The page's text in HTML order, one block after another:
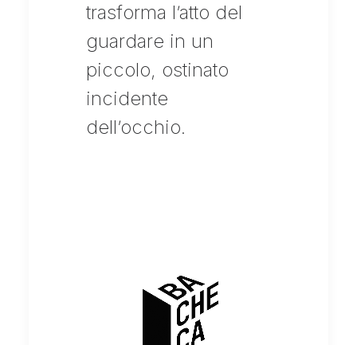
trasforma l’atto del
guardare in un
piccolo, ostinato
incidente
dell’occhio.